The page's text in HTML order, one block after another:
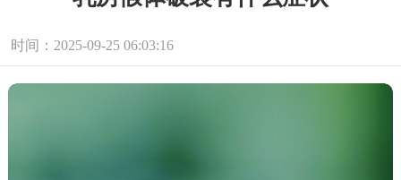
时间：2025-09-25 06:03:16